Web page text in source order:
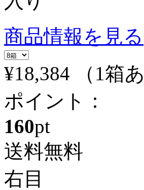
商品情報を見る
¥18,384
（1箱
ポイント：
160pt
送料無料
右目